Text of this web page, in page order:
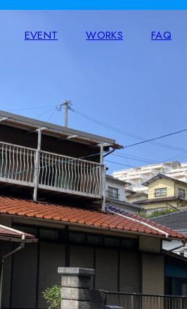
EVENT WORKS FAQ